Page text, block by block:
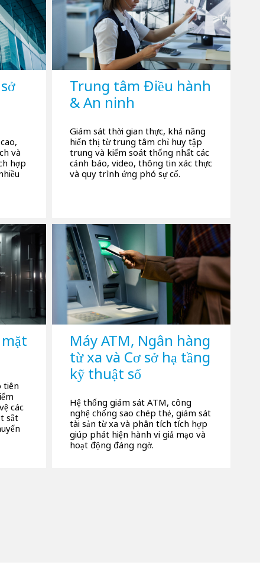
và
hợp
Trung tâm Điều hành
& An ninh
Giám sát thời gian thực, khả năng
hiển thị từ trung tâm chỉ huy tập
trung và kiểm soát thống nhất các
cảnh báo, video, thông tin xác thực
và quy trình ứng phó sự cố.
tiên
các
sắt
Máy ATM, Ngân hàng
từ xa và Cơ sở hạ tầng
kỹ thuật số
Hệ thống giám sát ATM, công
nghệ chống sao chép thẻ, giám sát
tài sản từ xa và phân tích tích hợp
giúp phát hiện hành vi giả mạo và
hoạt động đáng ngờ.